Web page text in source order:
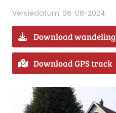
Versiedatum: 06-08-2024
Download wandeling
Download GPS track